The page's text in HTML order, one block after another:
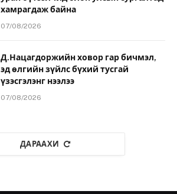
хамрагдаж байна
07/08/2026
Д.Нацагдоржийн ховор гар бичмэл,
эд өлгийн зүйлс бүхий тусгай
үзэсгэлэнг нээлээ
07/08/2026
ДАРААХИ